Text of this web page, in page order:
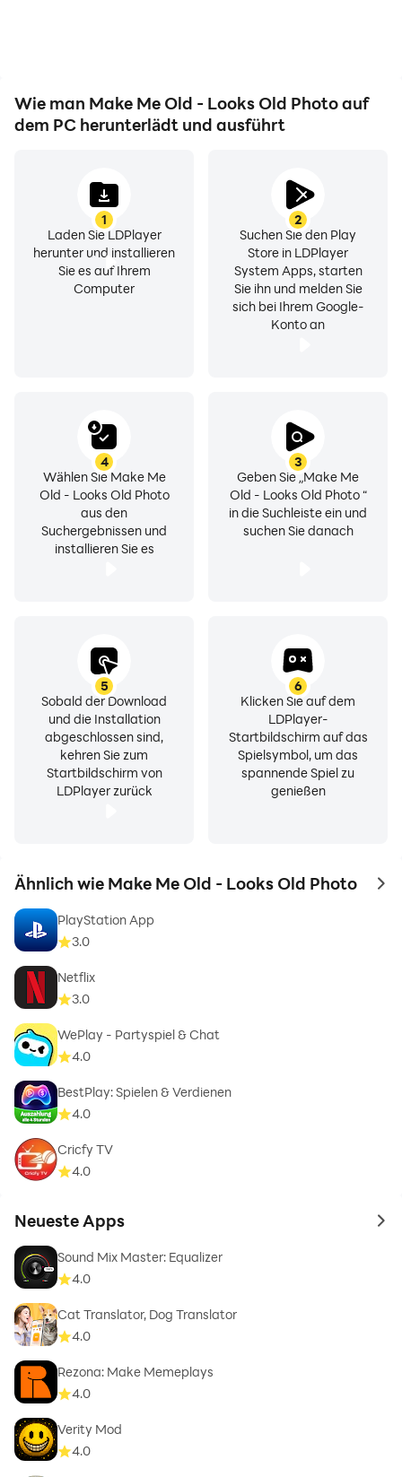
Wie man Make Me Old - Looks Old Photo auf
dem PC herunterlädt und ausführt
1
Laden Sie LDPlayer
herunter und installieren
Sie es auf Ihrem
Computer
2
Suchen Sie den Play
Store in LDPlayer
System Apps, starten
Sie ihn und melden Sie
sich bei Ihrem Google-
Konto an
3
Geben Sie „Make Me
Old - Looks Old Photo “
in die Suchleiste ein und
suchen Sie danach
4
Wählen Sie Make Me
Old - Looks Old Photo
aus den
Suchergebnissen und
installieren Sie es
5
Sobald der Download
und die Installation
abgeschlossen sind,
kehren Sie zum
Startbildschirm von
LDPlayer zurück
6
Klicken Sie auf dem
LDPlayer-
Startbildschirm auf das
Spielsymbol, um das
spannende Spiel zu
genießen
Ähnlich wie Make Me Old - Looks Old Photo to
PlayStation App
3.0
Netflix
3.0
WePlay - Partyspiel & Chat
4.0
BestPlay: Spielen & Verdienen
4.0
Cricfy TV
4.0
Neueste Apps to
Sound Mix Master: Equalizer
4.0
Cat Translator, Dog Translator
4.0
Rezona: Make Memeplays
4.0
Verity Mod
4.0